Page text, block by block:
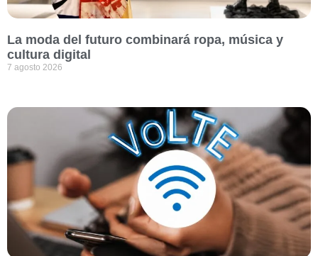
La moda del futuro combinará ropa, música y
cultura digital
7 agosto 2026